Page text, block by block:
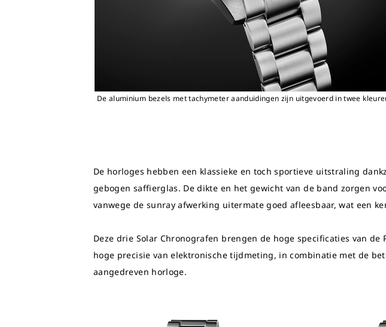
De aluminium bezels met tachymeter aanduidingen zijn uitgevoerd in twee
De horloges hebben een klassieke en toch sportieve uitstraling
gebogen saffierglas. De dikte en het gewicht van de band zorgen
vanwege de sunray afwerking uitermate goed afleesbaar, wat een
Deze drie Solar Chronografen brengen de hoge specificaties van
hoge precisie van elektronische tijdmeting, in combinatie met de
aangedreven horloge.